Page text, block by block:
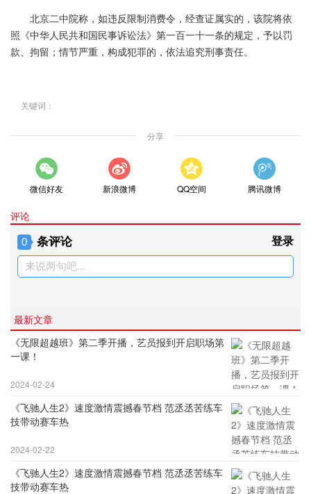
北京二中院称，如违反限制消费令，经查证属实的，该院将依
照《中华人民共和国民事诉讼法》第一百一十一条的规定，予以罚
款、拘留；情节严重，构成犯罪的，依法追究刑事责任。
关键词：
分享
微信好友 新浪微博 QQ空间 腾讯微博
评论
0 条评论 登录
来说两句吧...
最新文章
《无限超越班》第二季开播，艺员报到开启职场第
一课！
2024-02-24
《飞驰人生2》速度激情震撼春节档 范丞丞苦练车
技带动赛车热
2024-02-22
《飞驰人生2》速度激情震撼春节档 范丞丞苦练车
技带动赛车热